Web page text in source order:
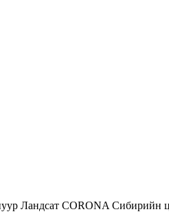
Ландсат CORONA Сибирийн